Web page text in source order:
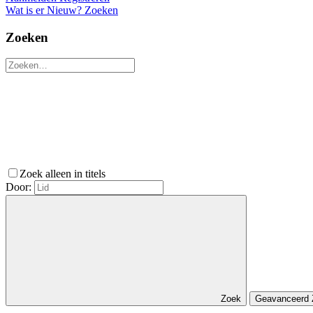
Wat is er Nieuw? Zoeken
Zoeken
Zoek alleen in titels
Door:
Zoek